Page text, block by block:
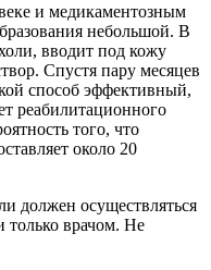
и медикаментозным
небольшой. В
вводит под кожу
Спустя пару месяцев
способ эффективный,
реабилитационного
того, что
около 20
должен осуществляться
только врачом. Не